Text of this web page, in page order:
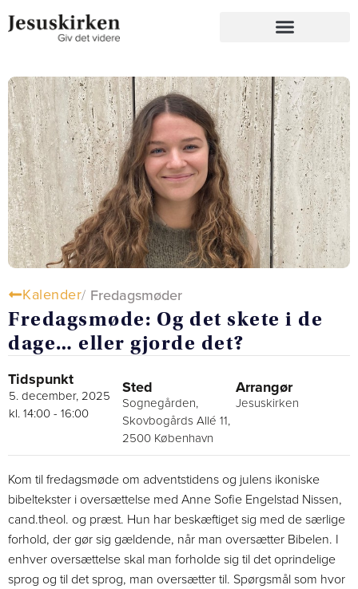
Kalender/ Fredagsmøder
Fredagsmøde: Og det skete i de
dage… eller gjorde det?
Tidspunkt
5. december, 2025
kl. 14:00- 16:00
Sted
Sognegården,
Skovbogårds Allé 11,
2500 København
Arrangør
Jesuskirken
Kom til fredagsmøde om adventstidens og julens ikoniske
bibeltekster i oversættelse med Anne Sofie Engelstad Nissen,
cand.theol. og præst. Hun har beskæftiget sig med de særlige
forhold, der gør sig gældende, når man oversætter Bibelen. I
enhver oversættelse skal man forholde sig til det oprindelige
sprog og til det sprog, man oversætter til. Spørgsmål som hvor